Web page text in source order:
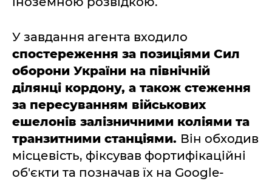
У завдання агента входило
спостереження за позиціями Сил
оборони України на північній
ділянці кордону, а також стеження
за пересуванням військових
ешелонів залізничними коліями та
транзитними станціями. Він обходив
місцевість, фіксував фортифікаційні
об'єкти та позначав їх на Google-